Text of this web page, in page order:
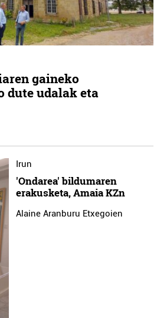
gaineko
dute udalak eta
Irun
'Ondarea' bildumaren
erakusketa, Amaia KZn
Alaine Aranburu Etxegoien